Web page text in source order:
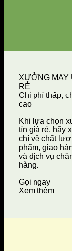
XƯỞNG MAY
RẺ
Chi phí thấp,
cao
Khi lựa chọn
tín giá rẻ, hãy
chí về chất
phẩm, giao
và dịch vụ
hàng.
Gọi ngay
Xem thêm